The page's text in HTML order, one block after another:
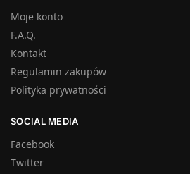
Moje konto
F.A.Q.
Kontakt
Regulamin zakupów
Polityka prywatności
SOCIAL MEDIA
Facebook
Twitter